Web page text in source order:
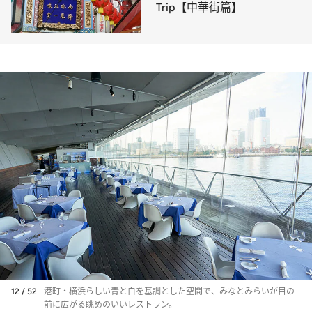
Trip【中華街篇】
12 / 52
港町・横浜らしい青と白を基調とした空間で、みなとみらいが目の
前に広がる眺めのいいレストラン。